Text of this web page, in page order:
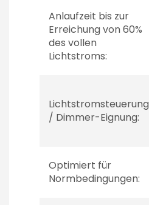
Anlaufzeit bis zur
Erreichung von 60%
des vollen
Lichtstroms:
Lichtstromsteuerung
/ Dimmer-Eignung:
Optimiert für
Normbedingungen: